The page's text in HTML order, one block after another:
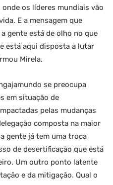
onde os líderes mundiais vão
E a mensagem que
gente está de olho no que
está aqui disposta a lutar
Mirela.
se preocupa
em situação de
pelas mudanças
composta na maior
gente já tem uma troca
de desertificação que está
Um outro ponto latente
e da mitigação. Qual o